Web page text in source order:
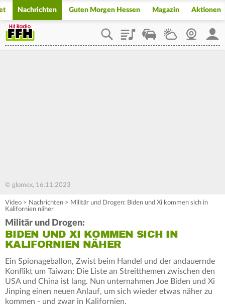
Nachrichten Guten Morgen Hessen Magazin Aktionen
PlaylistStaupilotWetterWebcam
© glomex, 16.11.2023
Video > Nachrichten > Militär und Drogen: Biden und Xi kommen sich in
Kalifornien näher
Militär und Drogen:
BIDEN UND XI KOMMEN SICH IN
KALIFORNIEN NÄHER
Ein Spionageballon, Zwist beim Handel und der andauernde
Konflikt um Taiwan: Die Liste an Streitthemen zwischen den
USA und China ist lang. Nun unternahmen Joe Biden und Xi
Jinping einen neuen Anlauf, um sich wieder etwas näher zu
kommen - und zwar in Kalifornien.